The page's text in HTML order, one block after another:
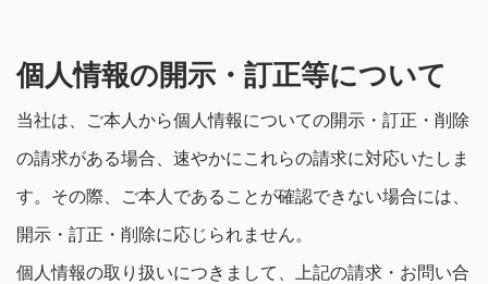
個人情報の開示・訂正等について
当社は、ご本人から個人情報についての開示・訂正・削除
の請求がある場合、速やかにこれらの請求に対応いたしま
す。その際、ご本人であることが確認できない場合には、
開示・訂正・削除に応じられません。
個人情報の取り扱いにつきまして、上記の請求・お問い合